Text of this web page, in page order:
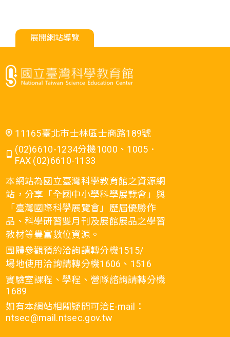
展開網站導覽
11165臺北市士林區士商路189號
(02)6610-1234分機1000、1005．
FAX (02)6610-1133
本網站為國立臺灣科學教育館之資源網
站，分享「全國中小學科學展覽會」與
「臺灣國際科學展覽會」歷屆優勝作
品、科學研習雙月刊及展館展品之學習
教材等豐富數位資源。
團體參觀預約洽詢請轉分機1515/
場地使用洽詢請轉分機1606、1516
實驗室課程、學程、營隊諮詢請轉分機
1689
如有本網站相關疑問可洽E-mail：
ntsec@mail.ntsec.gov.tw